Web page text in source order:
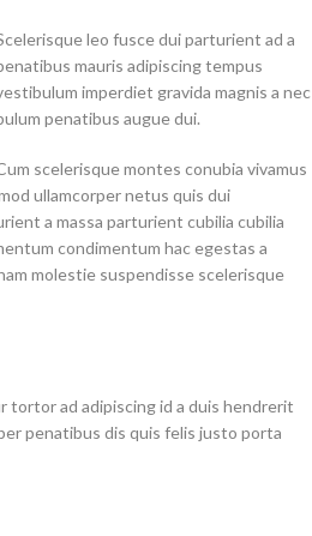
leo fusce dui parturient ad a
mauris adipiscing tempus
imperdiet gravida magnis a nec
penatibus augue dui.
scelerisque montes conubia vivamus
ullamcorper netus quis dui
a massa parturient cubilia cubilia
condimentum hac egestas a
molestie suspendisse scelerisque
ad adipiscing id a duis hendrerit
penatibus dis quis felis justo porta